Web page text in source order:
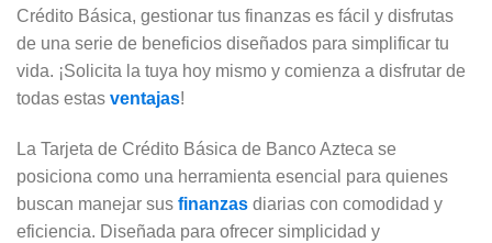
Crédito Básica, gestionar tus finanzas es fácil y disfrutas
de una serie de beneficios diseñados para simplificar tu
vida. ¡Solicita la tuya hoy mismo y comienza a disfrutar de
todas estas ventajas!
La Tarjeta de Crédito Básica de Banco Azteca se
posiciona como una herramienta esencial para quienes
buscan manejar sus finanzas diarias con comodidad y
eficiencia. Diseñada para ofrecer simplicidad y